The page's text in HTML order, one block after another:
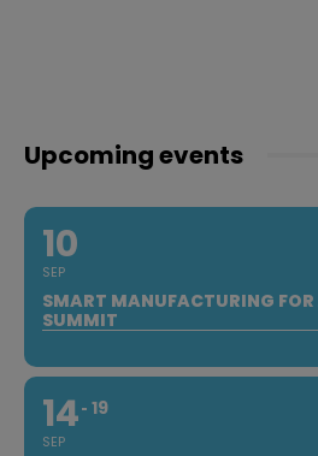
Upcoming events
10
SEP
SMART MANUFACTURING
SUMMIT
14
SEP
19